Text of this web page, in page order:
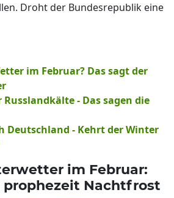
Droht der Bundesrepublik eine
im Februar? Das sagt der
- Das sagen die
Deutschland - Kehrt der Winter
im Februar:
Nachtfrost